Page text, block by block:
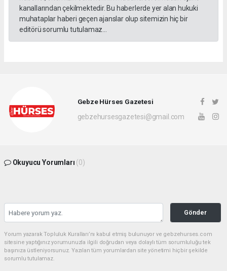
kanallarından çekilmektedir. Bu haberlerde yer alan hukuki
muhataplar haberi geçen ajanslar olup sitemizin hiç bir
editörü sorumlu tutulamaz...
Gebze Hürses Gazetesi
gebzehursesgazetesi@gmail.com
Okuyucu Yorumları (0)
Gönder
Yorum yazarak Topluluk Kuralları’nı kabul etmiş bulunuyor ve gebzehurses.com
sitesine yaptığınız yorumunuzla ilgili doğrudan veya dolaylı tüm sorumluluğu tek
başınıza üstleniyorsunuz. Yazılan tüm yorumlardan site yönetimi hiçbir şekilde
sorumlu tutulamaz.